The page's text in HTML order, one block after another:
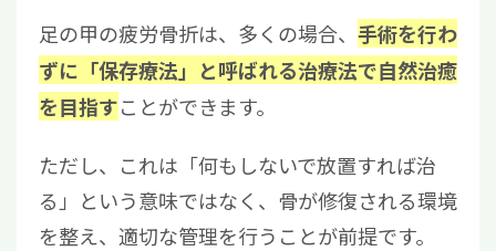
足の甲の疲労骨折は、多くの場合、 手術を行わ
ずに「保存療法」と呼ばれる治療法で自然治癒
を目指すことができます。
ただし、これは「何もしないで放置すれば治
る」という意味ではなく、骨が修復される環境
を整え、適切な管理を行うことが前提です。